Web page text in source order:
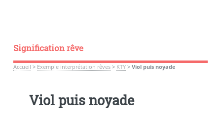
Signification rêve
Accueil > Exemple interprétation rêves> KTY> Viol puis noyade
Viol puis noyade